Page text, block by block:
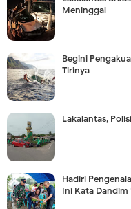
Meninggal
Begini
Tirinya
Lakalantas,
Hadiri
Ini Kata Dandim